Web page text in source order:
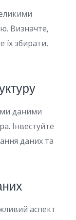
Визначте,
їх збирати,
даними
Інвестуйте
даних та
аспект